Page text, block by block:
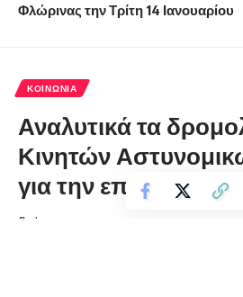
Φλώρινας την Τρίτη 14 Ιανουαρίου
ΚΟΙΝΩΝΊΑ
Αναλυτικά τα
Κινητών
για την επόμενη
florinapress.gr